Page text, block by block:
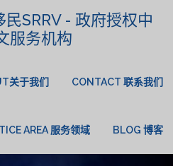
SRRV - 政府授权中
服务机构
关于我们 CONTACT 联系我们
AREA 服务领域 BLOG 博客